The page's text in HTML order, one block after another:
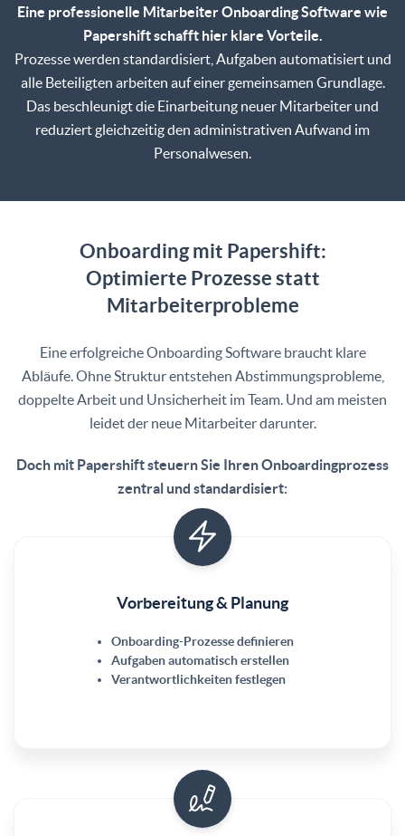
Eine professionelle Mitarbeiter Onboarding Software wie
Papershift schafft hier klare Vorteile.
Prozesse werden standardisiert, Aufgaben automatisiert und
alle Beteiligten arbeiten auf einer gemeinsamen Grundlage.
Das beschleunigt die Einarbeitung neuer Mitarbeiter und
reduziert gleichzeitig den administrativen Aufwand im
Personalwesen.
Onboarding mit Papershift:
Optimierte Prozesse statt
Mitarbeiterprobleme
Eine erfolgreiche Onboarding Software braucht klare
Abläufe. Ohne Struktur entstehen Abstimmungsprobleme,
doppelte Arbeit und Unsicherheit im Team. Und am meisten
leidet der neue Mitarbeiter darunter.
Doch mit Papershift steuern Sie Ihren Onboardingprozess
zentral und standardisiert:
Vorbereitung & Planung
Onboarding-Prozesse definieren
Aufgaben automatisch erstellen
Verantwortlichkeiten festlegen